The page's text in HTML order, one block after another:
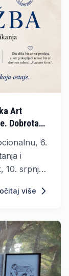
Art
Dobrota
6.
i
10. srpnja
Krešimira
više